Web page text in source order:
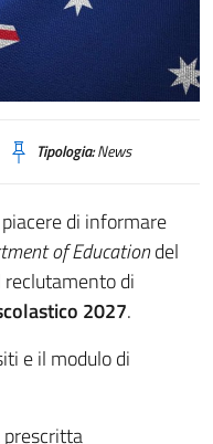
Tipologia:News
di informare
of Educationdel
di
2027.
e il modulo di
prescritta